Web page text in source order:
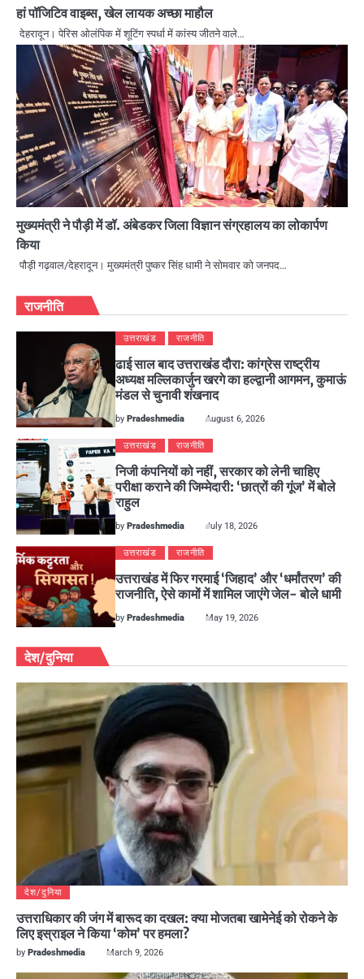
हां पॉजिटिव वाइब्स, खेल लायक अच्छा माहौल
देहरादून। पेरिस ओलंपिक में शूटिंग स्पर्धा में कांस्य जीतने वाले…
मुख्यमंत्री ने पौड़ी में डॉ. अंबेडकर जिला विज्ञान संग्रहालय का लोकार्पण
किया
पौड़ी गढ़वाल/देहरादून। मुख्यमंत्री पुष्कर सिंह धामी ने सोमवार को जनपद…
राजनीति
उत्तराखंड राजनीति
ढाई साल बाद उत्तराखंड दौरा: कांग्रेस राष्ट्रीय
अध्यक्ष मल्लिकार्जुन खरगे का हल्द्वानी आगमन, कुमाऊं
मंडल से चुनावी शंखनाद
by Pradeshmedia August 6, 2026
उत्तराखंड राजनीति
निजी कंपनियों को नहीं, सरकार को लेनी चाहिए
परीक्षा कराने की जिम्मेदारी: ‘छात्रों की गूंज’ में बोले
राहुल
by Pradeshmedia July 18, 2026
उत्तराखंड राजनीति
उत्तराखंड में फिर गरमाई ‘जिहाद’ और ‘धर्मांतरण’ की
राजनीति, ऐसे कामों में शामिल जाएंगे जेल- बोले धामी
by Pradeshmedia May 19, 2026
देश/दुनिया
देश/दुनिया
उत्तराधिकार की जंग में बारूद का दखल: क्या मोजतबा खामेनेई को रोकने के
लिए इस्राइल ने किया ‘कोम’ पर हमला?
by Pradeshmedia March 9, 2026